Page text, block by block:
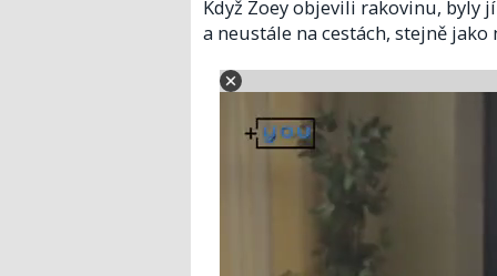
Když Zoey objevili rakovinu, byly
a neustále na cestách, stejně